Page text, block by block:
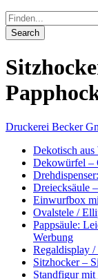
Druckerei Becker
Dekotisch
Dekowürfel –
Dreiecksäule
Einwurfbox
Ovalstele /
Pappsäule:
Werbung
Regaldisplay
Sitzhocker –
Standfigur mit